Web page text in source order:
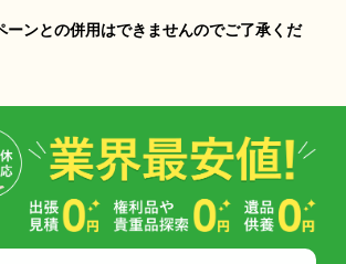
ンとの併用はできませんのでご了承くだ